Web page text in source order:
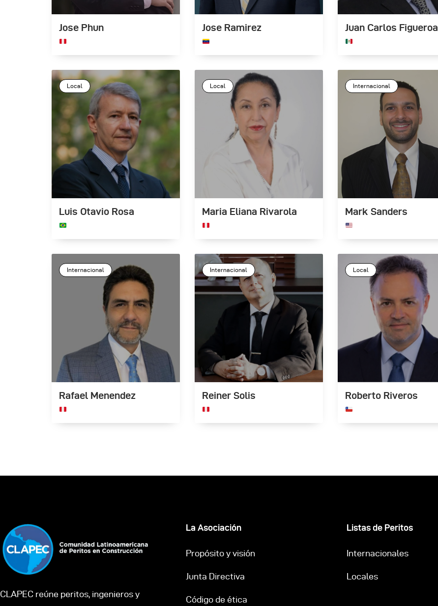
Jose Phun Jose Ramirez Juan Carlos Figueroa
Local
Luis Otavio Rosa
Local
Maria Eliana Rivarola
Internacional
Mark Sanders
Internacional
Rafael Menendez
Internacional
Reiner Solis
Local
Roberto Riveros
CLAPEC reúne peritos, ingenieros y
La Asociación
Propósito y visión
Junta Directiva
Código de ética
Listas de Peritos
Internacionales
Locales